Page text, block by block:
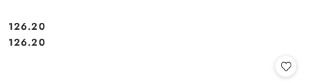
Cena:
126.20
Cena:
126.20